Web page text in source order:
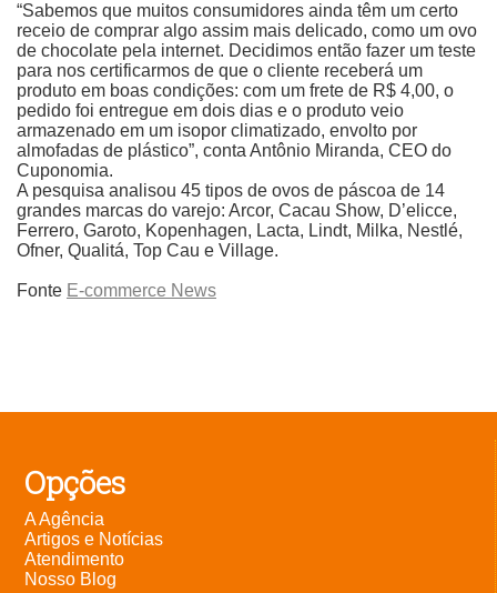
“Sabemos que muitos consumidores ainda têm um certo
receio de comprar algo assim mais delicado, como um ovo
de chocolate pela internet. Decidimos então fazer um teste
para nos certificarmos de que o cliente receberá um
produto em boas condições: com um frete de R$ 4,00, o
pedido foi entregue em dois dias e o produto veio
armazenado em um isopor climatizado, envolto por
almofadas de plástico”, conta Antônio Miranda, CEO do
Cuponomia.
A pesquisa analisou 45 tipos de ovos de páscoa de 14
grandes marcas do varejo: Arcor, Cacau Show, D’elicce,
Ferrero, Garoto, Kopenhagen, Lacta, Lindt, Milka, Nestlé,
Ofner, Qualitá, Top Cau e Village.
Fonte E-commerce News
Opções
A Agência
Artigos e Notícias
Atendimento
Nosso Blog